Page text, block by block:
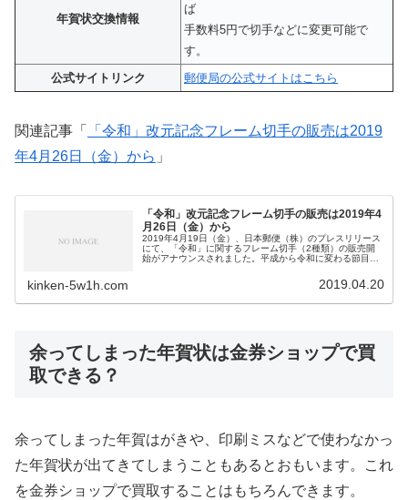
年賀状交換情報
ば
手数料5円で切手などに変更可能で
す。
公式サイトリンク
郵便局の公式サイトはこちら
関連記事「
「令和」改元記念フレーム切手の販売は2019
年4月26日（金）から 」
「令和」改元記念フレーム切手の販売は2019年4
月26日（金）から
2019年4月19日（金）、日本郵便（株）のプレスリリース
にて、「令和」に関するフレーム切手（2種類）の販売開
始がアナウンスされました。平成から令和に変わる節目な
した。販売開始は2019年4月26日（金）からです。「令
和」記念フレーム切手の販売は、82円切手×2枚と82円切
kinken-5w1h.com 2019.04.20
余ってしまった年賀状は金券ショップで買
取できる？
余ってしまった年賀はがきや、印刷ミスなどで使わなかっ
た年賀状が出てきてしまうこともあるとおもいます。これ
を金券ショップで買取することはもちろんできます。